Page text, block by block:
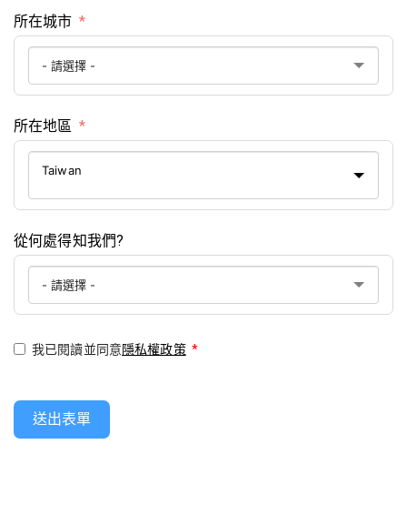
所在城市
所在地區
Taiwan
從何處得知我們?
我已閱讀並同意隱私權政策 *
送出表單